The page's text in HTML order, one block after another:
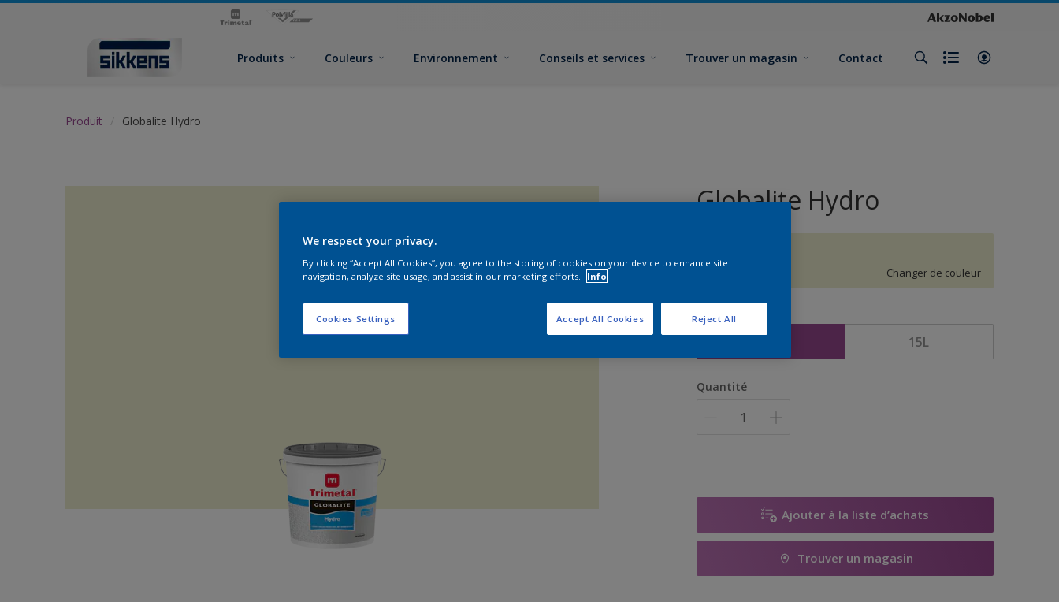
Produits Couleurs Environnement Conseils et services Trouver un magasin Contact
Produit Globalite Hydro
Globalite Hydro
Changer de couleur
Format
15L
Quantité
Ajouter à la liste d’achats
Trouver un magasin
We respect your privacy.
By clicking “Accept All Cookies”, you agree to the storing of cookies on your device to enhance site
navigation, analyze site usage, and assist in our marketing efforts.
Info
Cookies Settings Reject All
Accept All Cookies